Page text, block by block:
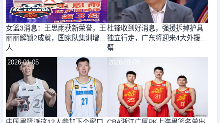
女篮3消息：王思雨获新荣誉，王
丽丽解锁2成就，国家队集训增2
人
杜锋收到好消息，强援拆掉护具
独立行走，广东将迎来4大外援合
璧
2026-01-05 2026-01-05